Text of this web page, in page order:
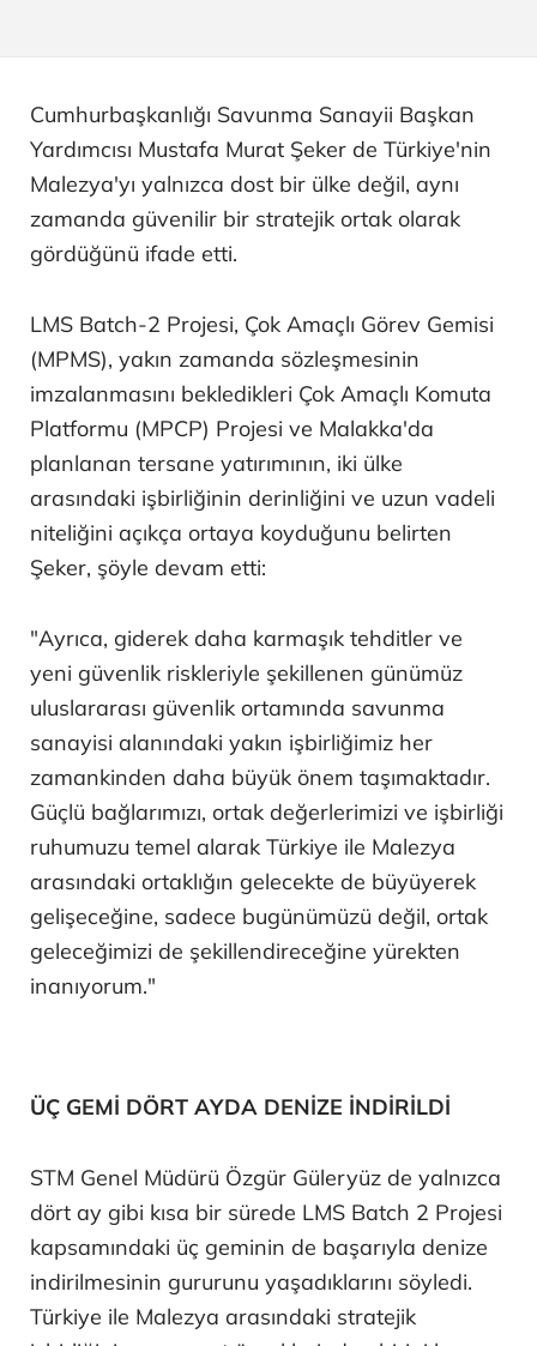
Cumhurbaşkanlığı Savunma Sanayii Başkan
Yardımcısı Mustafa Murat Şeker de Türkiye'nin
Malezya'yı yalnızca dost bir ülke değil, aynı
zamanda güvenilir bir stratejik ortak olarak
gördüğünü ifade etti.
LMS Batch-2 Projesi, Çok Amaçlı Görev Gemisi
(MPMS), yakın zamanda sözleşmesinin
imzalanmasını bekledikleri Çok Amaçlı Komuta
Platformu (MPCP) Projesi ve Malakka'da
planlanan tersane yatırımının, iki ülke
arasındaki işbirliğinin derinliğini ve uzun vadeli
niteliğini açıkça ortaya koyduğunu belirten
Şeker, şöyle devam etti:
"Ayrıca, giderek daha karmaşık tehditler ve
yeni güvenlik riskleriyle şekillenen günümüz
uluslararası güvenlik ortamında savunma
sanayisi alanındaki yakın işbirliğimiz her
zamankinden daha büyük önem taşımaktadır.
Güçlü bağlarımızı, ortak değerlerimizi ve işbirliği
ruhumuzu temel alarak Türkiye ile Malezya
arasındaki ortaklığın gelecekte de büyüyerek
gelişeceğine, sadece bugünümüzü değil, ortak
geleceğimizi de şekillendireceğine yürekten
inanıyorum."
ÜÇ GEMİ DÖRT AYDA DENİZE İNDİRİLDİ
STM Genel Müdürü Özgür Güleryüz de yalnızca
dört ay gibi kısa bir sürede LMS Batch 2 Projesi
kapsamındaki üç geminin de başarıyla denize
indirilmesinin gururunu yaşadıklarını söyledi.
Türkiye ile Malezya arasındaki stratejik